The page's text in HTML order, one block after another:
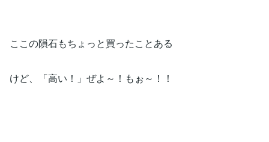
ここの隕石もちょっと買ったことある
けど、「高い！」ぜよ～！もぉ～！！